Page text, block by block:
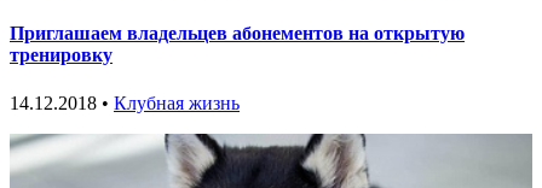
Приглашаем владельцев абонементов на открытую
тренировку
14.12.2018 • Клубная жизнь